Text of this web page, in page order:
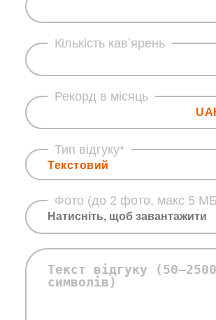
Кількість кавʼярень
Рекорд в місяць
Тип відгуку*
Текстовий
Фото (до 2 фото, макс 5
Натисніть, щоб завантажити